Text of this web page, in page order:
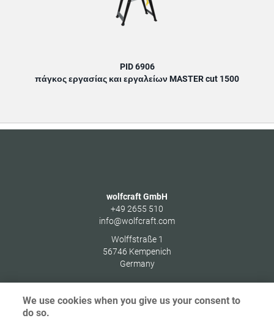
PID 6906
πάγκος εργασίας και εργαλείων MASTER cut 1500
wolfcraft GmbH
+49 2655 510
info@wolfcraft.com
Wolffstraße 1
56746 Kempenich
Germany
We use cookies when you give us your consent to
do so.